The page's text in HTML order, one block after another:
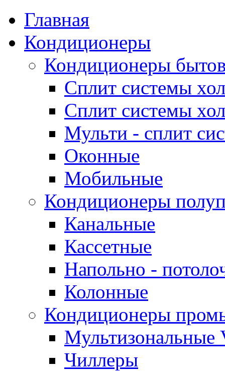
Главная
Кондиционеры
Кондиционеры
Сплит системы
Сплит системы
Мульти - сплит
Оконные
Мобильные
Кондиционеры
Канальные
Кассетные
Напольно -
Колонные
Кондиционеры
Мультизональные
Чиллеры